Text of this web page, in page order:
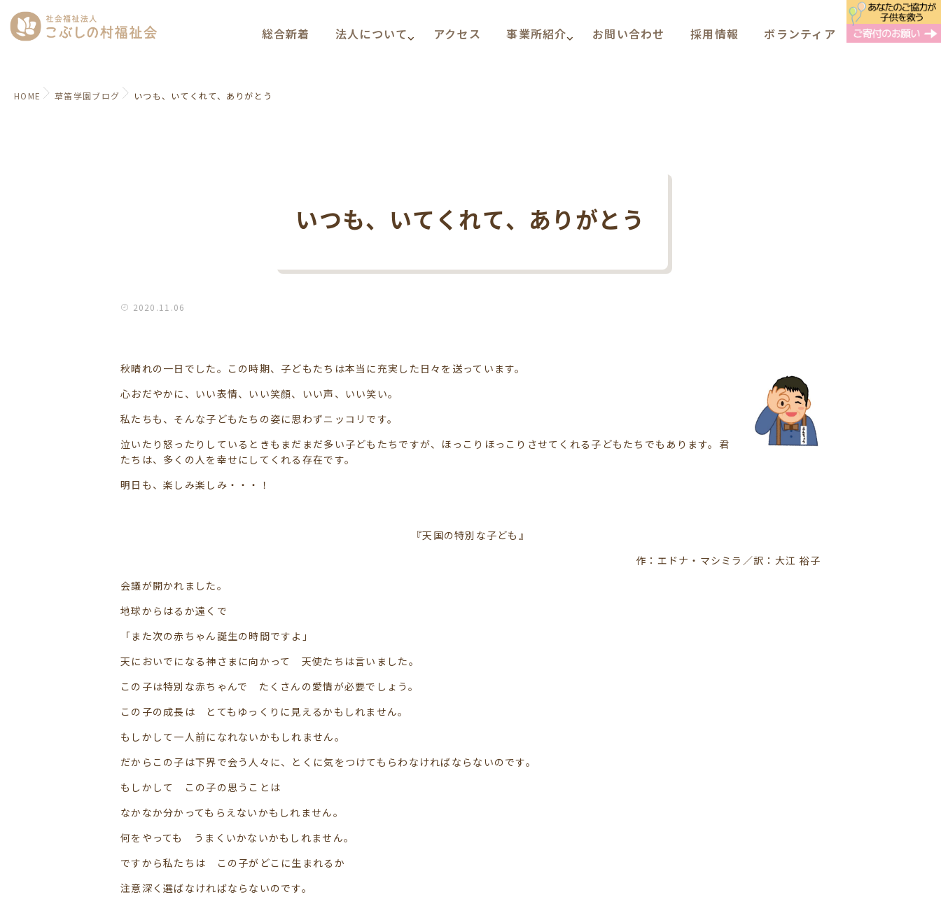
総合新着 法人について アクセス 事業所紹介 お問い合わせ 採用情報 ボランティア
HOME 草笛学園ブログ いつも、いてくれて、ありがとう
いつも、いてくれて、ありがとう
2020.11.06
秋晴れの一日でした。この時期、子どもたちは本当に充実した日々を送っています。
心おだやかに、いい表情、いい笑顔、いい声、いい笑い。
私たちも、そんな子どもたちの姿に思わずニッコリです。
泣いたり怒ったりしているときもまだまだ多い子どもたちですが、ほっこりほっこりさせてくれる子どもたちでもあります。君
たちは、多くの人を幸せにしてくれる存在です。
明日も、楽しみ楽しみ・・・！
『天国の特別な子ども』
作：エドナ・マシミラ／訳：大江 裕子
会議が開かれました。
地球からはるか遠くで
「また次の赤ちゃん誕生の時間ですよ」
天においでになる神さまに向かって 天使たちは言いました。
この子は特別な赤ちゃんで たくさんの愛情が必要でしょう。
この子の成長は とてもゆっくりに見えるかもしれません。
もしかして一人前になれないかもしれません。
だからこの子は下界で会う人々に、とくに気をつけてもらわなければならないのです。
もしかして この子の思うことは
なかなか分かってもらえないかもしれません。
何をやっても うまくいかないかもしれません。
ですから私たちは この子がどこに生まれるか
注意深く選ばなければならないのです。